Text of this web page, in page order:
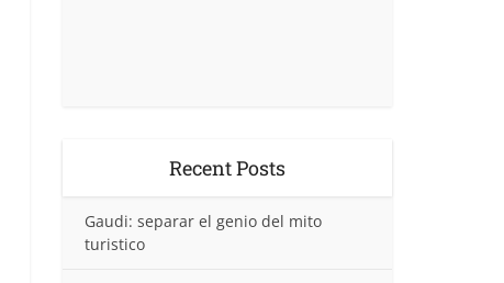
Recent Posts
Gaudi: separar el genio del mito
turistico